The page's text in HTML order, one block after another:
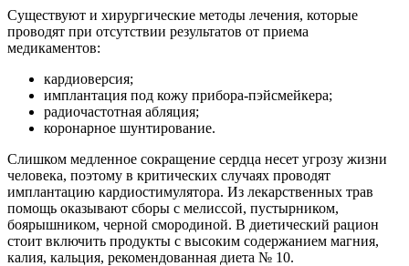
Существуют и хирургические методы лечения, которые
проводят при отсутствии результатов от приема
медикаментов:
кардиоверсия;
имплантация под кожу прибора-пэйсмейкера;
радиочастотная абляция;
коронарное шунтирование.
Слишком медленное сокращение сердца несет угрозу жизни
человека, поэтому в критических случаях проводят
имплантацию кардиостимулятора. Из лекарственных трав
помощь оказывают сборы с мелиссой, пустырником,
боярышником, черной смородиной. В диетический рацион
стоит включить продукты с высоким содержанием магния,
калия, кальция, рекомендованная диета № 10.